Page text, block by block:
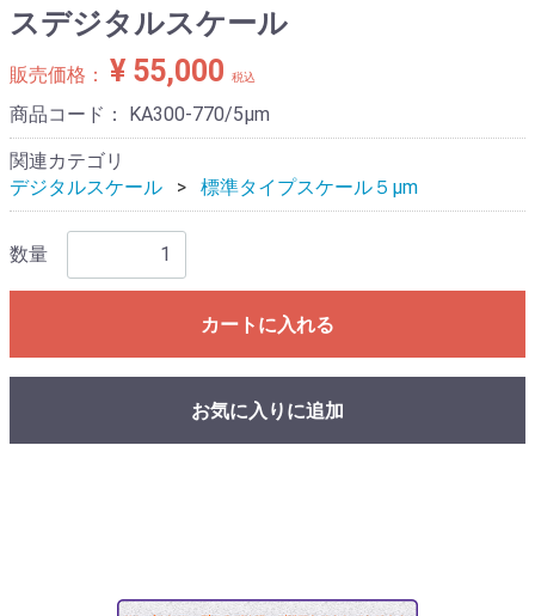
スデジタルスケール
販売価格： ¥ 55,000 税込
商品コード： KA300-770/5μm
関連カテゴリ
デジタルスケール
標準タイプスケール５μm
数量
カートに入れる
お気に入りに追加